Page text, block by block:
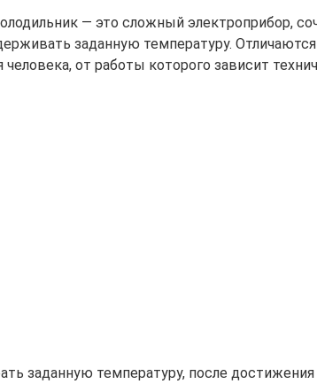
— это сложный электроприбор,
заданную температуру.
от работы которого зависит
заданную температуру, после